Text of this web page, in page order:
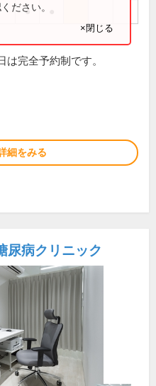
●
ださい。
×閉じる
は完全予約制です。
細をみる
尿病クリニック